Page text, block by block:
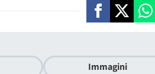
Immagini